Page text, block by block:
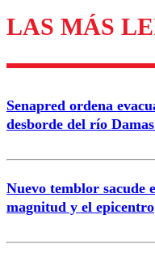
Los comentarios
Nombre
Correo
LAS MÁS
Senapred ordena
desborde del río
Nuevo temblor sacude
magnitud y el epicentro